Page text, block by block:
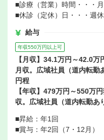
■診療（営業）時間・・・
■休診（定休）日・・・週
給与
年収550万円以上可
【月収】34.1万円～42.0
月収。広域社員（道内転
円程
【年収】479万円～550万
収。広域社員（道内転勤あ
■昇給：年1回
■賞与：年2回（7・12月）